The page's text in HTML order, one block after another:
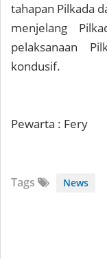
tahapan Pilkada
menjelang
pelaksanaan
kondusif.
Pewarta : Fery
Tags News